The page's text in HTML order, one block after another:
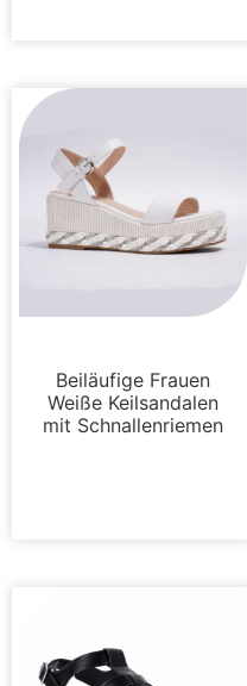
Beiläufige Frauen
Weiße Keilsandalen
mit Schnallenriemen